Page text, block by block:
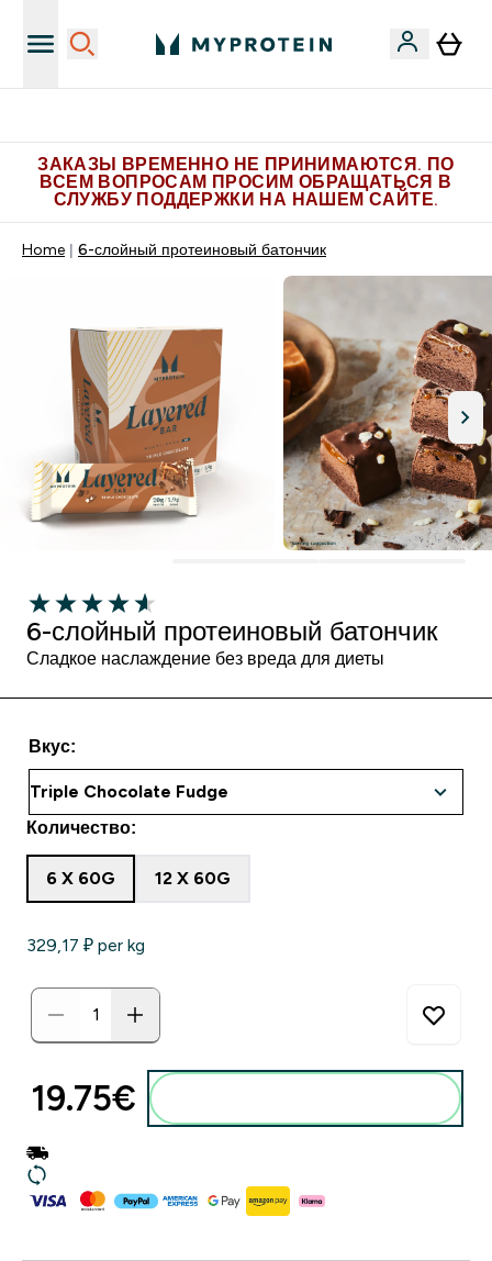
ЗАКАЗЫ ВРЕМЕННО НЕ ПРИНИМАЮТСЯ. ПО
ВСЕМ ВОПРОСАМ ПРОСИМ ОБРАЩАТЬСЯ В
СЛУЖБУ ПОДДЕРЖКИ НА НАШЕМ САЙТЕ.
Home 6-слойный протеиновый батончик
6-слойный протеиновый батончик
Сладкое наслаждение без вреда для диеты
Вкус:
Количество:
6 X 60G 12 X 60G
329,17 ₽‎ per kg
19.75€‎